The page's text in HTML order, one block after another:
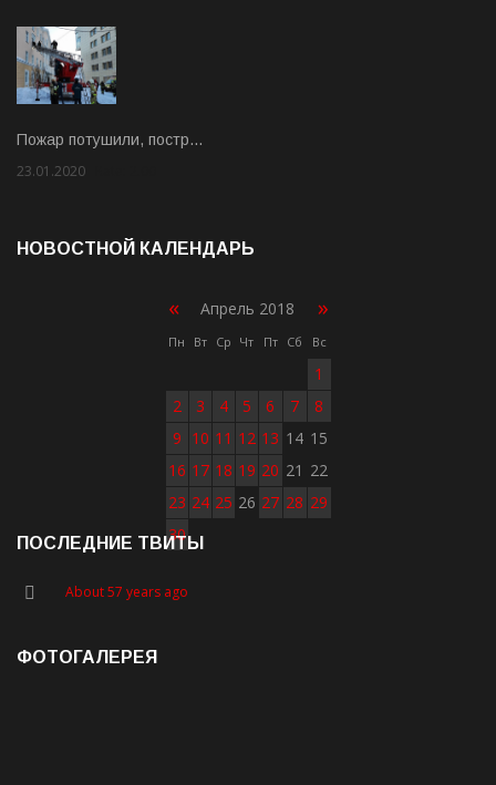
Пожар потушили, постр…
23.01.2020
НОВОСТНОЙ КАЛЕНДАРЬ
« Апрель 2018 »
Пн Вт Ср Чт Пт Сб Вс
1
2
3 4 5 6 7
8
9 10 11 12 13 14 15
16 17 18 19 20 21 22
23 24 25 26 27 28 29
30
ПОСЛЕДНИЕ ТВИТЫ
About 57 years ago
ФОТОГАЛЕРЕЯ